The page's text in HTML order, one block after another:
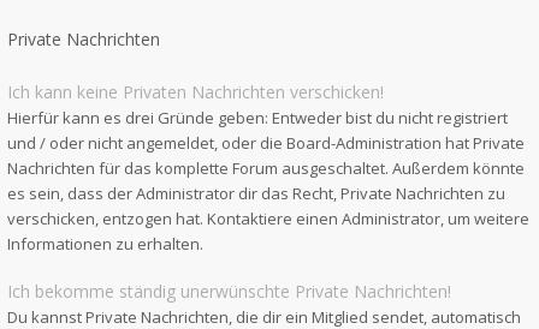
Private Nachrichten
Ich kann keine Privaten Nachrichten verschicken!
Hierfür kann es drei Gründe geben: Entweder bist du nicht registriert
und / oder nicht angemeldet, oder die Board-Administration hat Private
Nachrichten für das komplette Forum ausgeschaltet. Außerdem könnte
es sein, dass der Administrator dir das Recht, Private Nachrichten zu
verschicken, entzogen hat. Kontaktiere einen Administrator, um weitere
Informationen zu erhalten.
Ich bekomme ständig unerwünschte Private Nachrichten!
Du kannst Private Nachrichten, die dir ein Mitglied sendet, automatisch